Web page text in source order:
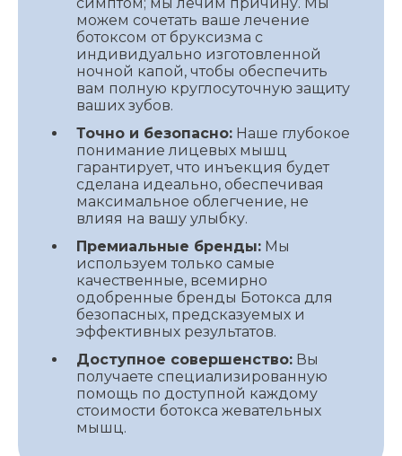
можем сочетать ваше лечение
ботоксом от бруксизма с
индивидуально изготовленной
ночной капой, чтобы обеспечить
вам полную круглосуточную защиту
ваших зубов.
Точно и безопасно: Наше глубокое
понимание лицевых мышц
гарантирует, что инъекция будет
сделана идеально, обеспечивая
максимальное облегчение, не
влияя на вашу улыбку.
Премиальные бренды: Мы
используем только самые
качественные, всемирно
одобренные бренды Ботокса для
безопасных, предсказуемых и
эффективных результатов.
Доступное совершенство: Вы
получаете специализированную
помощь по доступной каждому
стоимости ботокса жевательных
мышц.